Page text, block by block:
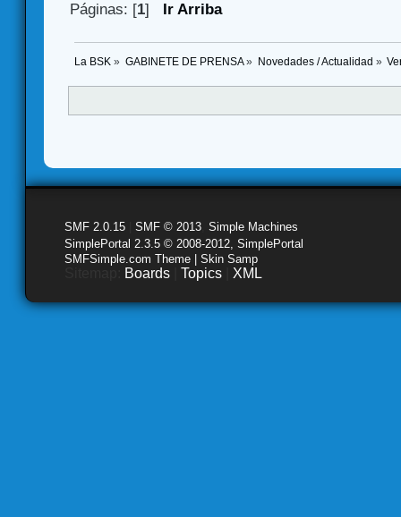
Páginas: [1] Ir Arriba
La BSK » GABINETE DE PRENSA» Novedades / Actualidad »
SMF 2.0.15 SMF © 2013 Simple Machines
SimplePortal 2.3.5 © 2008-2012, SimplePortal
SMFSimple.com Theme | Skin Samp
Boards Topics XML